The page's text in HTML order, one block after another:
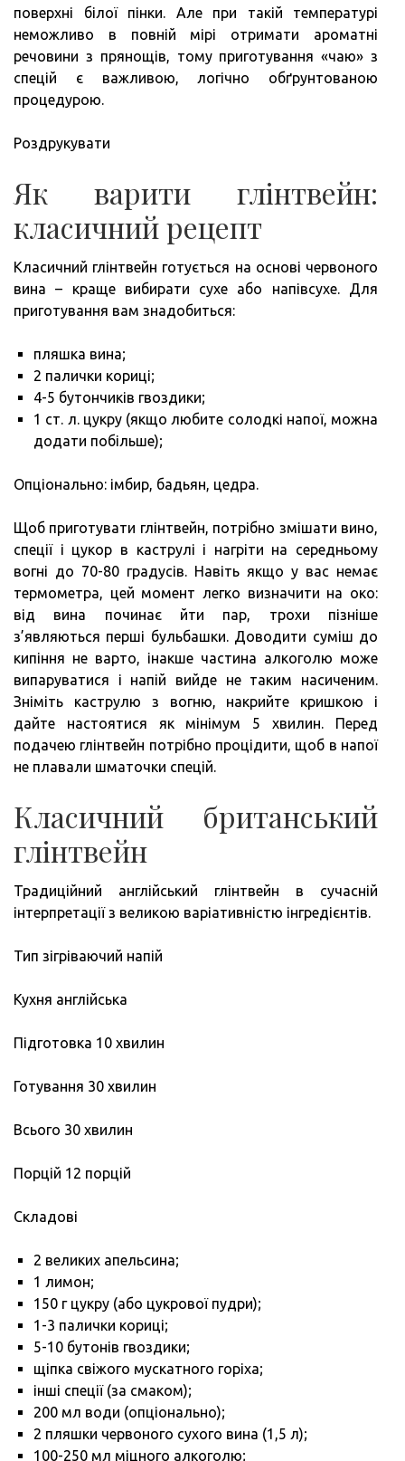
поверхні білої пінки. Але при такій температурі
неможливо в повній мірі отримати ароматні
речовини з прянощів, тому приготування «чаю» з
спецій є важливою, логічно обґрунтованою
процедурою.
Роздрукувати
Як варити глінтвейн:
класичний рецепт
Класичний глінтвейн готується на основі червоного
вина – краще вибирати сухе або напівсухе. Для
приготування вам знадобиться:
пляшка вина;
2 палички кориці;
4-5 бутончиків гвоздики;
1 ст. л. цукру (якщо любите солодкі напої, можна
додати побільше);
Опціонально: імбир, бадьян, цедра.
Щоб приготувати глінтвейн, потрібно змішати вино,
спеції і цукор в каструлі і нагріти на середньому
вогні до 70-80 градусів. Навіть якщо у вас немає
термометра, цей момент легко визначити на око:
від вина починає йти пар, трохи пізніше
з’являються перші бульбашки. Доводити суміш до
кипіння не варто, інакше частина алкоголю може
випаруватися і напій вийде не таким насиченим.
Зніміть каструлю з вогню, накрийте кришкою і
дайте настоятися як мінімум 5 хвилин. Перед
подачею глінтвейн потрібно процідити, щоб в напої
не плавали шматочки спецій.
Класичний британський
глінтвейн
Традиційний англійський глінтвейн в сучасній
інтерпретації з великою варіативністю інгредієнтів.
Тип зігріваючий напій
Кухня англійська
Підготовка 10 хвилин
Готування 30 хвилин
Всього 30 хвилин
Порцій 12 порцій
Складові
2 великих апельсина;
1 лимон;
150 г цукру (або цукрової пудри);
1-3 палички кориці;
5-10 бутонів гвоздики;
щіпка свіжого мускатного горіха;
інші спеції (за смаком);
200 мл води (опціонально);
2 пляшки червоного сухого вина (1,5 л);
100-250 мл міцного алкоголю;